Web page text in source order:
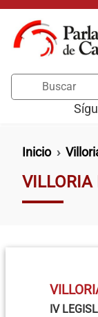
Pasar al
Ruta de
Inicio
VILLORIA
IV